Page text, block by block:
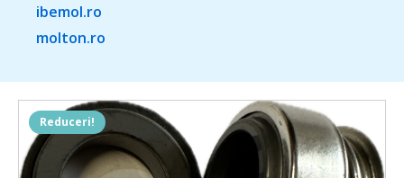
ibemol.ro
molton.ro
Reduceri!